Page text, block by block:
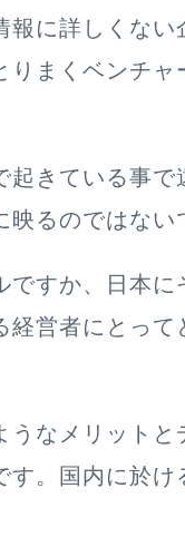
報に詳しくな
りまくベンチャ
起きている事
映るのではない
ですか、日本に
経営者にとって
うなメリットと
す。国内に於け